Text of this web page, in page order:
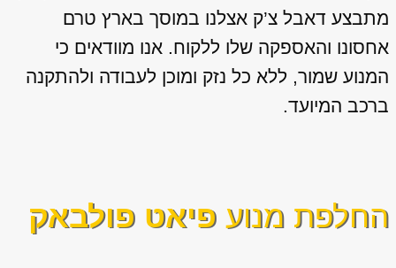
מתבצע דאבל צ’ק אצלנו במוסך בארץ טרם
אחסונו והאספקה שלו ללקוח. אנו מוודאים כי
המנוע שמור, ללא כל נזק ומוכן לעבודה ולהתקנה
ברכב המיועד.
החלפת מנוע פיאט פולבאק